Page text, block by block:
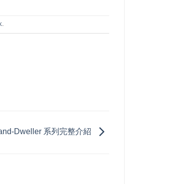
.
Dweller 系列完整介紹